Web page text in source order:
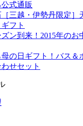
式通販
三越・伊勢丹限定］
フト
ン到来！2015年のお
の日ギフト！バス＆
せセット